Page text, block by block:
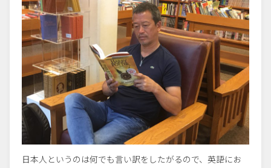
日本人というのは何でも言い訳をしたがるので、英語にお